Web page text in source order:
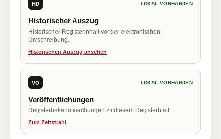
HD LOKAL VORHANDEN
Historischer Auszug
Historischer Registerinhalt vor der elektronischen
Umschreibung.
Historischen Auszug ansehen
VÖ LOKAL VORHANDEN
Veröffentlichungen
Registerbekanntmachungen zu diesem Registerblatt.
Zum Zeitstrahl